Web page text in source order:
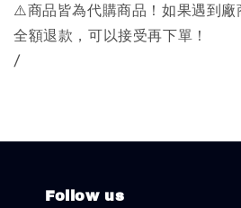
⚠️商品皆為代購商品！如果遇到廠
全額退款，可以接受再下單！
/
Follow us